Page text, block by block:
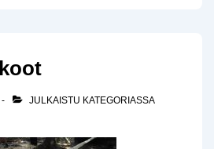
JULKAISTU KATEGORIASSA